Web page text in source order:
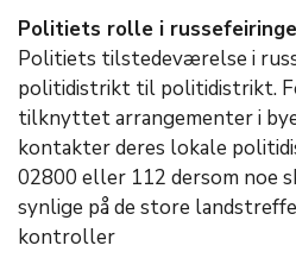
Politiets rolle i
Politiets tilstedeværelse i
politidistrikt til politidistrikt.
tilknyttet arrangementer i
kontakter deres lokale
02800 eller 112 dersom noe
synlige på de store
kontroller